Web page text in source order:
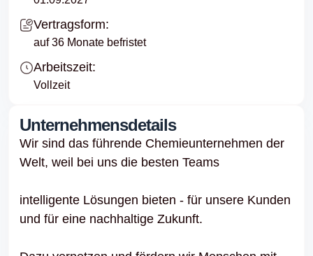
Vertragsform:
auf 36 Monate befristet
Arbeitszeit:
Vollzeit
Unternehmensdetails
Wir sind das führende Chemieunternehmen der
Welt, weil bei uns die besten Teams
intelligente Lösungen bieten - für unsere Kunden
und für eine nachhaltige Zukunft.